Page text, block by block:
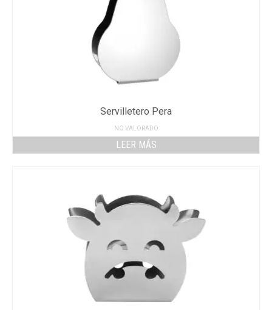
Servilletero Pera
NO VALORADO
LEER MÁS